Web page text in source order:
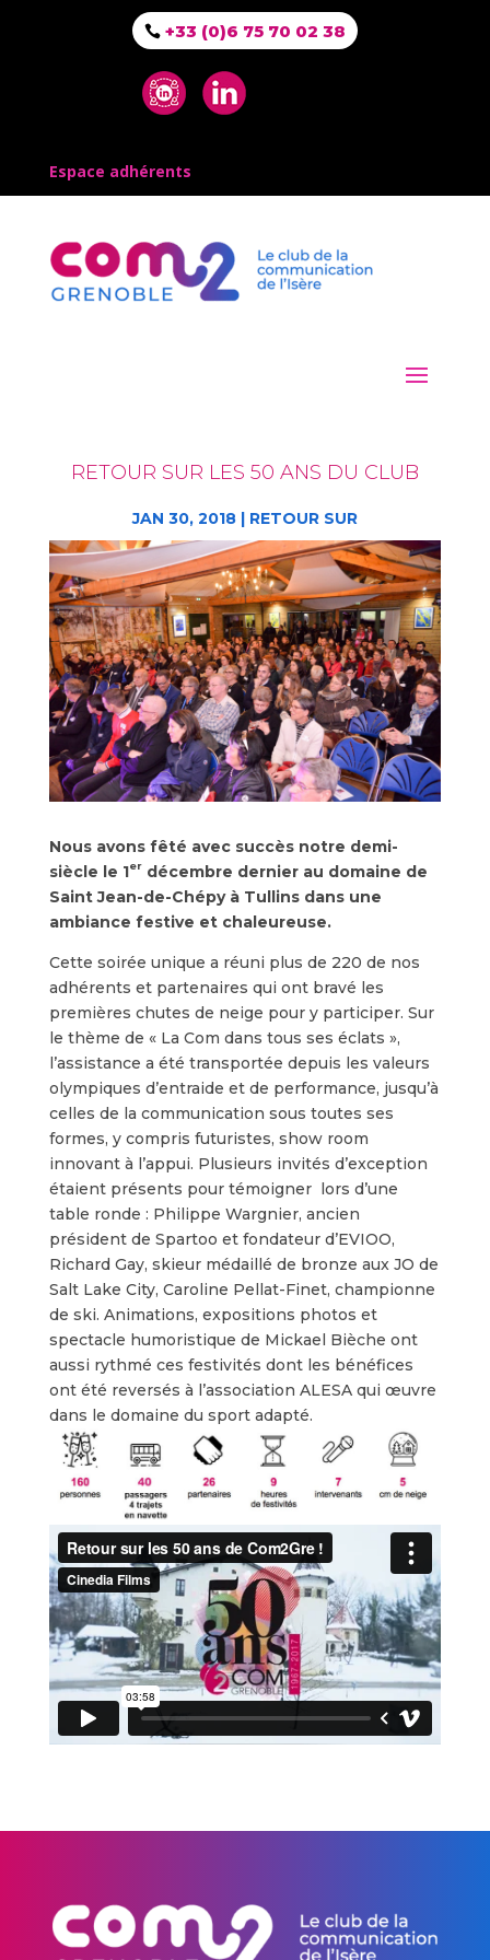
+33 (0)6 75 70 02 38
Espace adhérents
RETOUR SUR LES 50 ANS DU CLUB
JAN 30, 2018| RETOUR SUR
Nous avons fêté avec succès notre demi-
siècle le 1er décembre dernier au domaine de
Saint Jean-de-Chépy à Tullins dans une
ambiance festive et chaleureuse.
Cette soirée unique a réuni plus de 220 de nos
adhérents et partenaires qui ont bravé les
premières chutes de neige pour y participer. Sur
le thème de « La Com dans tous ses éclats »,
l’assistance a été transportée depuis les valeurs
olympiques d’entraide et de performance, jusqu’à
celles de la communication sous toutes ses
formes, y compris futuristes, show room
innovant à l’appui. Plusieurs invités d’exception
étaient présents pour témoigner lors d’une
table ronde : Philippe Wargnier, ancien
président de Spartoo et fondateur d’EVIOO,
Richard Gay, skieur médaillé de bronze aux JO de
Salt Lake City, Caroline Pellat-Finet, championne
de ski. Animations, expositions photos et
spectacle humoristique de Mickael Bièche ont
aussi rythmé ces festivités dont les bénéfices
ont été reversés à l’association ALESA qui œuvre
dans le domaine du sport adapté.